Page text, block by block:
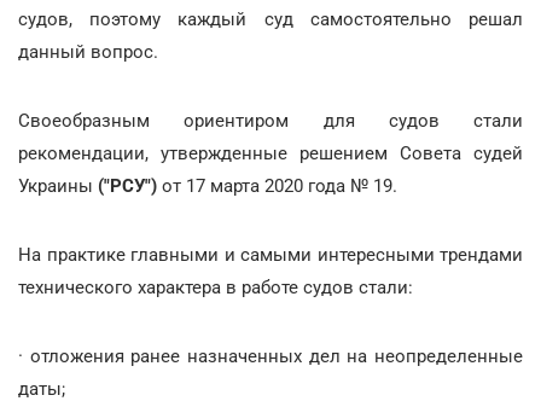
судов, поэтому каждый суд самостоятельно решал
данный вопрос.
Своеобразным ориентиром для судов стали
рекомендации, утвержденные решением Совета судей
Украины ("РСУ") от 17 марта 2020 года № 19.
На практике главными и самыми интересными трендами
технического характера в работе судов стали:
· отложения ранее назначенных дел на неопределенные
даты;